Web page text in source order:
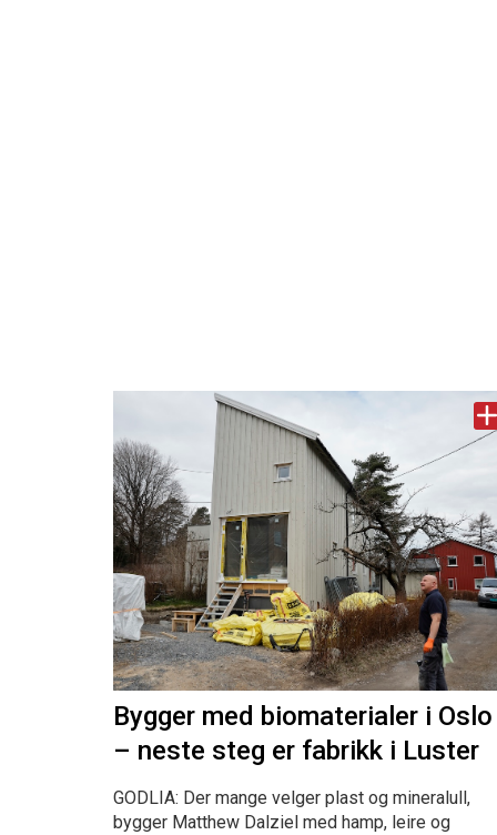
Bygger med biomaterialer i Oslo
– neste steg er fabrikk i Luster
GODLIA: Der mange velger plast og mineralull,
bygger Matthew Dalziel med hamp, leire og